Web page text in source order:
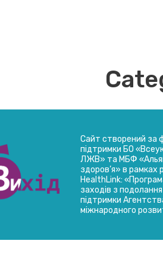
Сайт створений за
підтримки БО
ЛЖВ» та МБФ
здоров’я» в рамках
HealthLink:
заходів з подолання
підтримки
міжнародного